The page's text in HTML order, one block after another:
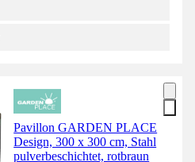
Pavillon GARDEN PLACE
Design, 300 x 300 cm, Stahl
pulverbeschichtet, rotbraun